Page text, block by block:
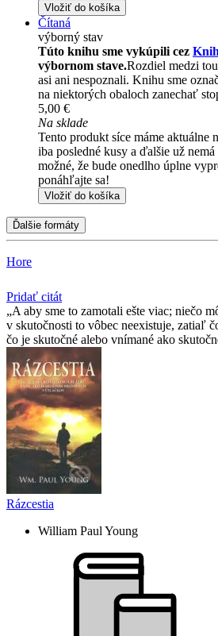
Vložiť do košíka
Čítaná
výborný stav
Túto knihu sme vykúpili cez
výbornom stave.Rozdiel medzi
asi ani nespoznali. Knihu sme
na niektorých obaloch zanechať
5,00 €
Na sklade
Tento produkt síce máme aktuálne
iba posledné kusy a ďalšie už
možné, že bude onedlho úplne
ponáhľajte sa!
Vložiť do košíka
Ďalšie formáty
Hore
Pridať citát
A aby sme to zamotali ešte viac; niečo
v skutočnosti to vôbec neexistuje, zatiaľ
čo je skutočné alebo vnímané ako
Rázcestia
William Paul Young